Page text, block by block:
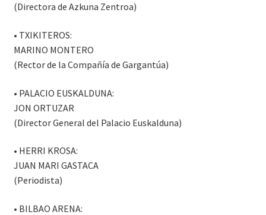
(Directora de Azkuna Zentroa)
• TXIKITEROS:
MARINO MONTERO
(Rector de la Compañía de Gargantúa)
• PALACIO EUSKALDUNA:
JON ORTUZAR
(Director General del Palacio Euskalduna)
• HERRI KROSA:
JUAN MARI GASTACA
(Periodista)
• BILBAO ARENA: